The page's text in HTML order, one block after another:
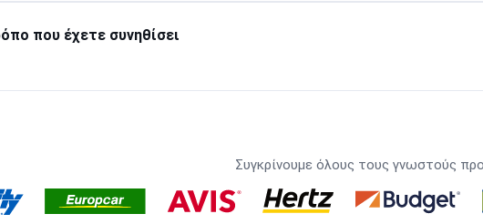
που έχετε συνηθίσει
Συγκρίνουμε όλους τους γνωστούς